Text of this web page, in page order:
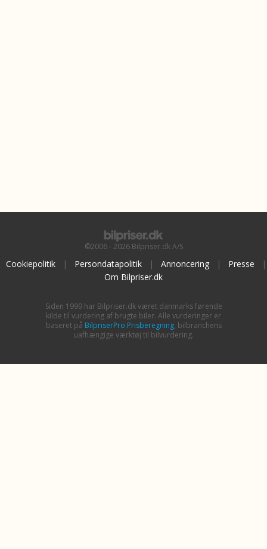
©2006 - 2026 Bilpriser.dk A/S
Cookiepolitik | Persondatapolitik | Annoncering | Presse
|
Om Bilpriser.dk
Siden 1999 har Bilpriser.dk været danmarks førende
kilde til vurdering af brugte biler. Alle vurderinger er
baseret på BilpriserPro Prisberegning, bilbranchens
uafhængige værktøj til bilvurdering.